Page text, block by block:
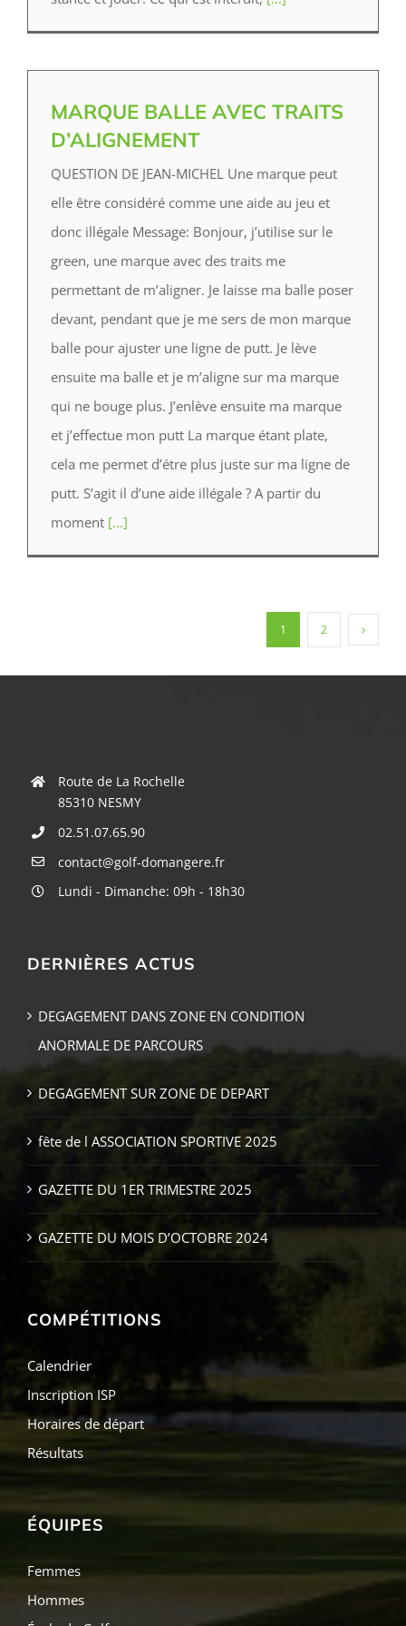
MARQUE BALLE AVEC TRAITS
D’ALIGNEMENT
QUESTION DE JEAN-MICHEL Une marque peut
elle être considéré comme une aide au jeu et
donc illégale Message: Bonjour, j’utilise sur le
green, une marque avec des traits me
permettant de m’aligner. Je laisse ma balle poser
devant, pendant que je me sers de mon marque
balle pour ajuster une ligne de putt. Je lève
ensuite ma balle et je m’aligne sur ma marque
qui ne bouge plus. J’enlève ensuite ma marque
et j’effectue mon putt La marque étant plate,
cela me permet d’étre plus juste sur ma ligne de
putt. S’agit il d’une aide illégale ? A partir du
moment [...]
1 2
Route de La Rochelle
85310 NESMY
02.51.07.65.90
contact@golf-domangere.fr
Lundi - Dimanche: 09h - 18h30
DERNIÈRES ACTUS
DEGAGEMENT DANS ZONE EN CONDITION
ANORMALE DE PARCOURS
DEGAGEMENT SUR ZONE DE DEPART
fête de l ASSOCIATION SPORTIVE 2025
GAZETTE DU 1ER TRIMESTRE 2025
GAZETTE DU MOIS D’OCTOBRE 2024
COMPÉTITIONS
Calendrier
Inscription ISP
Horaires de départ
Résultats
ÉQUIPES
Femmes
Hommes